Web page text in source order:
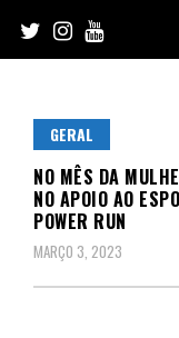
content
GERAL
NO MÊS DA
NO APOIO AO
POWER RUN
MARÇO 3, 2023